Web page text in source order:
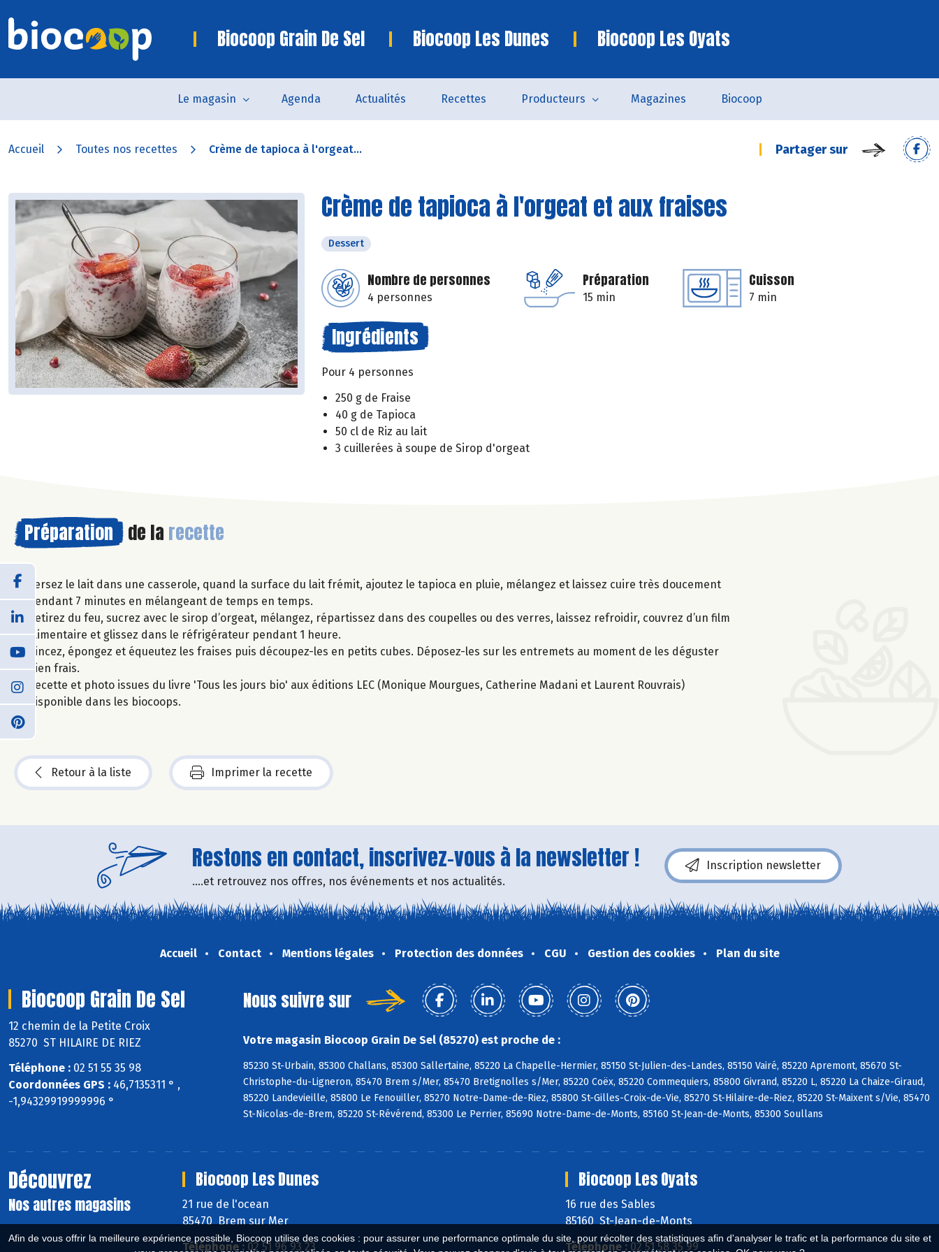
Afin de vous offrir la meilleure expérience possible, Biocoop utilise des cookies : pour assurer une performance optimale du site, pour récolter des statistiques afin d'analyser le trafic et la performance du site et
Biocoop Grain De Sel Biocoop Les Dunes Biocoop Les Oyats
Le magasin Agenda Actualités Recettes Producteurs Magazines Biocoop
Accueil Toutes nos recettes Crème de tapioca à l'orgeat... Partager sur
Crème de tapioca à l'orgeat et aux fraises
Dessert
Nombre de personnes
4 personnes
Préparation
15 min
Cuisson
7 min
Ingrédients
Pour 4 personnes
250 g de Fraise
40 g de Tapioca
50 cl de Riz au lait
3 cuillerées à soupe de Sirop d'orgeat
Préparation de la recette
Versez le lait dans une casserole, quand la surface du lait frémit, ajoutez le tapioca en pluie, mélangez et laissez cuire très doucement
pendant 7 minutes en mélangeant de temps en temps.
Retirez du feu, sucrez avec le sirop d’orgeat, mélangez, répartissez dans des coupelles ou des verres, laissez refroidir, couvrez d’un film
alimentaire et glissez dans le réfrigérateur pendant 1 heure.
Rincez, épongez et équeutez les fraises puis découpez-les en petits cubes. Déposez-les sur les entremets au moment de les déguster
bien frais.
Recette et photo issues du livre 'Tous les jours bio' aux éditions LEC (Monique Mourgues, Catherine Madani et Laurent Rouvrais)
disponible dans les biocoops.
Retour à la liste Imprimer la recette
Restons en contact, inscrivez-vous à la newsletter !
....et retrouvez nos offres, nos événements et nos actualités.
Inscription newsletter
Accueil Contact Mentions légales Protection des données CGU Gestion des cookies Plan du site
Biocoop Grain De Sel
12 chemin de la Petite Croix
85270 ST HILAIRE DE RIEZ
Téléphone : 02 51 55 35 98
Coordonnées GPS : 46,7135311 ° ,
-1,94329919999996 °
Nous suivre sur
Votre magasin Biocoop Grain De Sel (85270) est proche de :
85230 St-Urbain, 85300 Challans, 85300 Sallertaine, 85220 La Chapelle-Hermier, 85150 St-Julien-des-Landes, 85150 Vairé, 85220 Apremont, 85670 St-
Christophe-du-Ligneron, 85470 Brem s/Mer, 85470 Bretignolles s/Mer, 85220 Coëx, 85220 Commequiers, 85800 Givrand, 85220 L, 85220 La Chaize-Giraud,
85220 Landevieille, 85800 Le Fenouiller, 85270 Notre-Dame-de-Riez, 85800 St-Gilles-Croix-de-Vie, 85270 St-Hilaire-de-Riez, 85220 St-Maixent s/Vie, 85470
St-Nicolas-de-Brem, 85220 St-Révérend, 85300 Le Perrier, 85690 Notre-Dame-de-Monts, 85160 St-Jean-de-Monts, 85300 Soullans
Découvrez
Nos autres magasins
Biocoop Les Dunes
21 rue de l'ocean
85470 Brem sur Mer
Téléphone : 02 51 96 93 23
Biocoop Les Oyats
16 rue des Sables
85160 St-Jean-de-Monts
Téléphone :02 51 58 35 99